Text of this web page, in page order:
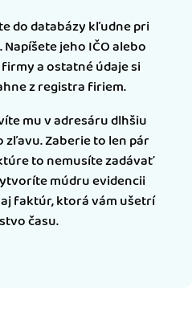
do databázy kľudne pri
jeho IČO alebo
a ostatné údaje si
z registra firiem.
mu v adresáru dlhšiu
Zaberie to len pár
to nemusíte zadávať
múdru evidencii
faktúr, ktorá vám ušetrí
času.